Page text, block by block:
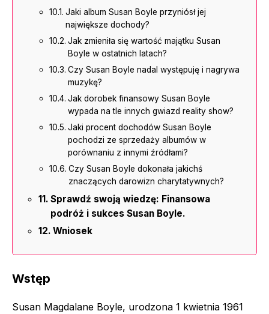
Jaki album Susan Boyle przyniósł jej
największe dochody?
Jak zmieniła się wartość majątku Susan
Boyle w ostatnich latach?
Czy Susan Boyle nadal występuję i nagrywa
muzykę?
Jak dorobek finansowy Susan Boyle
wypada na tle innych gwiazd reality show?
Jaki procent dochodów Susan Boyle
pochodzi ze sprzedaży albumów w
porównaniu z innymi źródłami?
Czy Susan Boyle dokonała jakichś
znaczących darowizn charytatywnych?
Sprawdź swoją wiedzę: Finansowa
podróż i sukces Susan Boyle.
Wniosek
Wstęp
Susan Magdalane Boyle, urodzona 1 kwietnia 1961